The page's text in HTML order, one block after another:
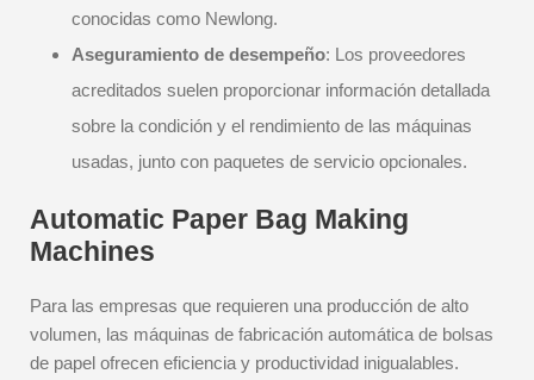
conocidas como Newlong.
Aseguramiento de desempeño: Los proveedores
acreditados suelen proporcionar información detallada
sobre la condición y el rendimiento de las máquinas
usadas, junto con paquetes de servicio opcionales.
Automatic Paper Bag Making
Machines
Para las empresas que requieren una producción de alto
volumen, las máquinas de fabricación automática de bolsas
de papel ofrecen eficiencia y productividad inigualables.